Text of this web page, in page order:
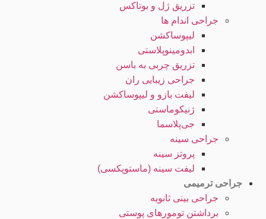
تزریق ژل و بوتاکس
جراحی اندام ها
لیپوساکشن
ابدومینوپلاستی
تزریق چربی به باسن
جراحی زیبایی ران
لیفت بازو و لیپوساکشن
ژنیکوماستی
جی‌پلاسما
جراحی سینه
پروتز سینه
لیفت سینه (ماستوپکسی)
جراحی ترمیمی
جراحی بینی ثانویه
برداشتن تومورهای پوستی